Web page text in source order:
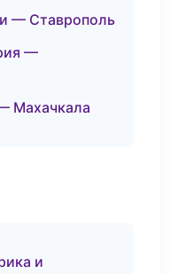
— Ставрополь
—
Махачкала
и